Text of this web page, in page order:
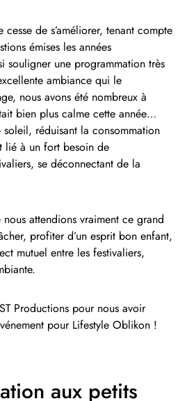
cesse de s’améliorer, tenant compte
émises les années
souligner une programmation très
ambiance qui le
nous avons été nombreux à
bien plus calme cette année…
soleil, réduisant la consommation
lié à un fort besoin de
se déconnectant de la
nous attendions vraiment ce grand
profiter d’un esprit bon enfant,
mutuel entre les festivaliers,
Productions pour nous avoir
pour Lifestyle Oblikon !
aux petits